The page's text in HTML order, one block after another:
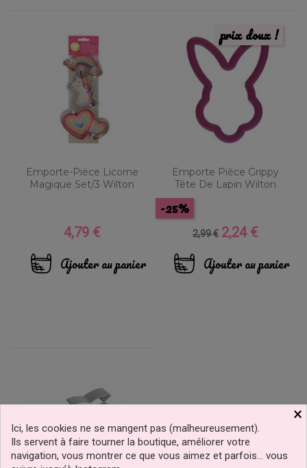
Emporte-Pièce Licorne
Magique Set/3 Wilton
Prix
4,79 €
Ajouter au panier
Emporte Pièce Grippy
Tête De Lapin Wilton
Prix
base
2,99 €
-25%
Prix
2,24 €
Ajouter au panier
prix doux !
×
Ici, les cookies ne se mangent pas (malheureusement).
Ils servent à faire tourner la boutique, améliorer votre
navigation, vous montrer ce que vous aimez et parfois… vous